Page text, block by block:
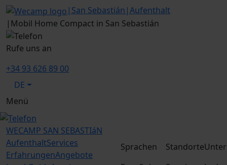
| San Sebastián |Aufenthalt
| Mobil Home Compact in San Sebastián
Rufe uns an
+34 93 626 89 00
DE
Menü
WECAMP SAN SEBASTIáN
AufenthaltServices
ErfahrungenAngebote
Sprachen
Standorte